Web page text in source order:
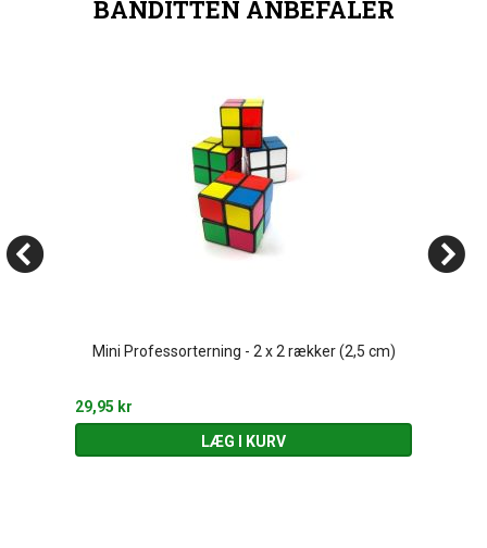
BANDITTEN ANBEFALER
Mini Professorterning - 2 x 2 rækker (2,5 cm)
29,95 kr
LÆG I KURV